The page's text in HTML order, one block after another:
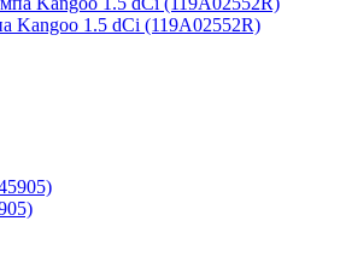
Kangoo 1.5 dCi (119A02552R)